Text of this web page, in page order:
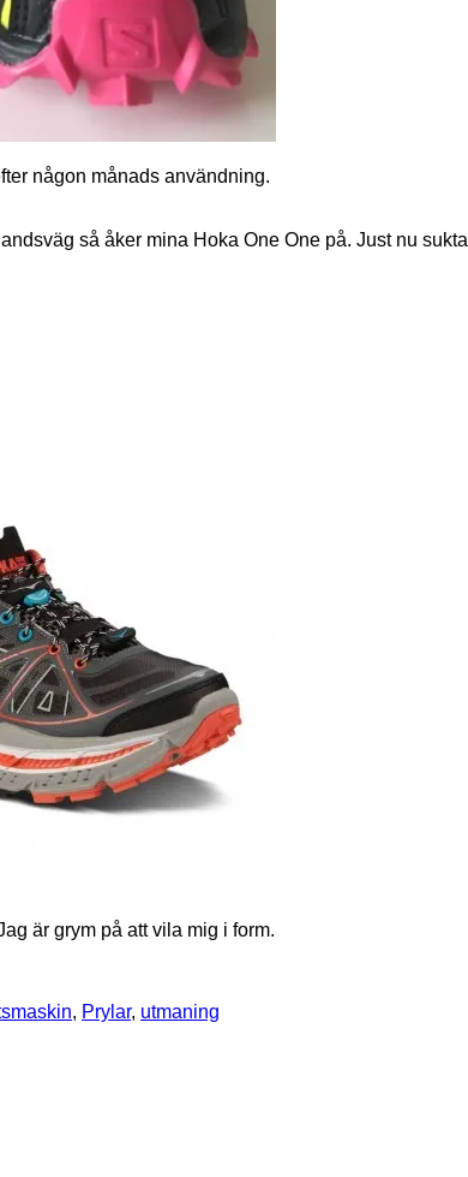
någon månads användning.
så åker mina Hoka One One på. Just nu
är grym på att vila mig i form.
, Prylar, utmaning